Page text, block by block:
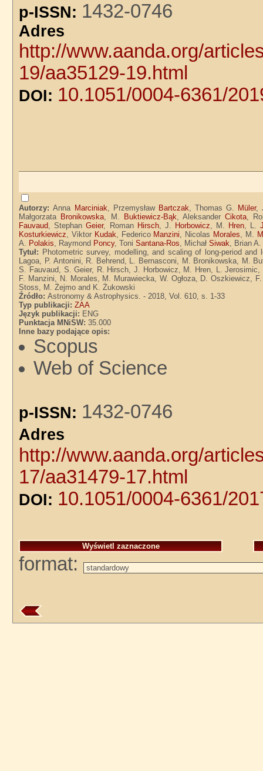
p-ISSN: 1432-0746
http://www.aanda.org/
19/aa35129-19.html
DOI: 10.1051/0004-6361/
Autorzy:Anna Marciniak, Przemysław Bartczak, Thomas G. Müler,
Małgorzata Bronikowska, M. Buktiewicz-Bąk, Aleksander Cikota,
Fauvaud, StephanGeier, Roman Hirsch, J. Horbowicz, M. Hren, L.
Kosturkiewicz, Viktor Kudak, Federico Manzini, Nicolas Morales, M.
A. Polakis, Raymond Poncy, ToniSantana-Ros, MichałSiwak, Brian
Tytuł: Photometric survey, modelling, and scaling of long-period
Lagoa, P. Antonini, R. Behrend, L. Bernasconi, M. Bronikowska, M.
S. Fauvaud, S. Geier, R. Hirsch, J. Horbowicz, M. Hren, L.
F. Manzini, N. Morales, M. Murawiecka, W. Ogłoza, D.
Stoss, M. Żejmo and K. Żukowski
Źródło:Astronomy & Astrophysics. - 2018, Vol. 610, s. 1-33
Typ publikacji:ZAA
Język publikacji: ENG
Punktacja MNiSW:35.000
Inne bazy podające opis:
Scopus
Web of Science
p-ISSN: 1432-0746
http://www.aanda.org/
17/aa31479-17.html
DOI: 10.1051/0004-6361/
format: